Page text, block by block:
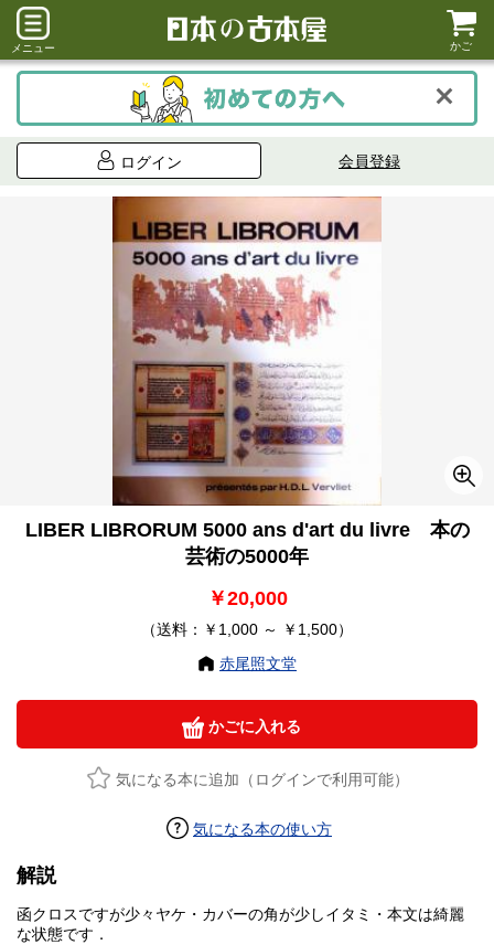
メニュー かご
ログイン 会員登録
LIBER LIBRORUM 5000 ans d'art du livre 本の
芸術の5000年
￥20,000
（送料：￥1,000 ～ ￥1,500）
赤尾照文堂
かごに入れる
気になる本に追加（ログインで利用可能）
気になる本の使い方
解説
函クロスですが少々ヤケ・カバーの角が少しイタミ・本文は綺麗
な状態です．